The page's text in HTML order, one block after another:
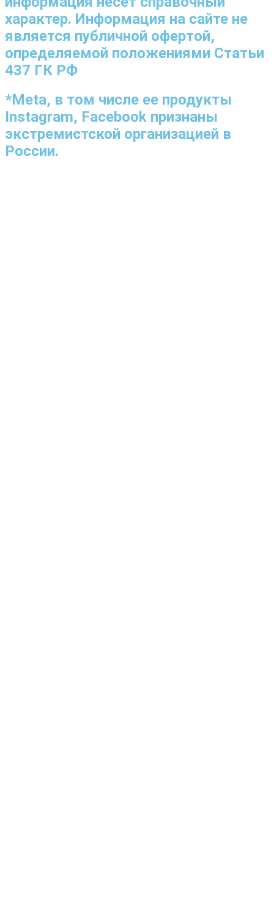
характер. Информация на сайте не
является публичной офертой,
определяемой положениями Статьи
437 ГК РФ
*Meta, в том числе ее продукты
Instagram, Facebook признаны
экстремистской организацией в
России.